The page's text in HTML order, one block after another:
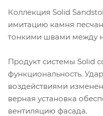
Коллекция Solid
имитацию камня
тонкими швами между
Продукт системы Solid
функциональность.
воздействиями
верная установка
вентиляцию фасада.